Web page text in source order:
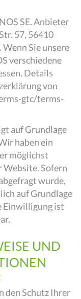
SE. Anbieter
57, 56410
Sie unsere
verschiedene
Details
von
gtc/terms-
auf Grundlage
haben ein
möglichst
Website. Sofern
wurde,
auf Grundlage
Einwilligung ist
UND
den Schutz Ihrer